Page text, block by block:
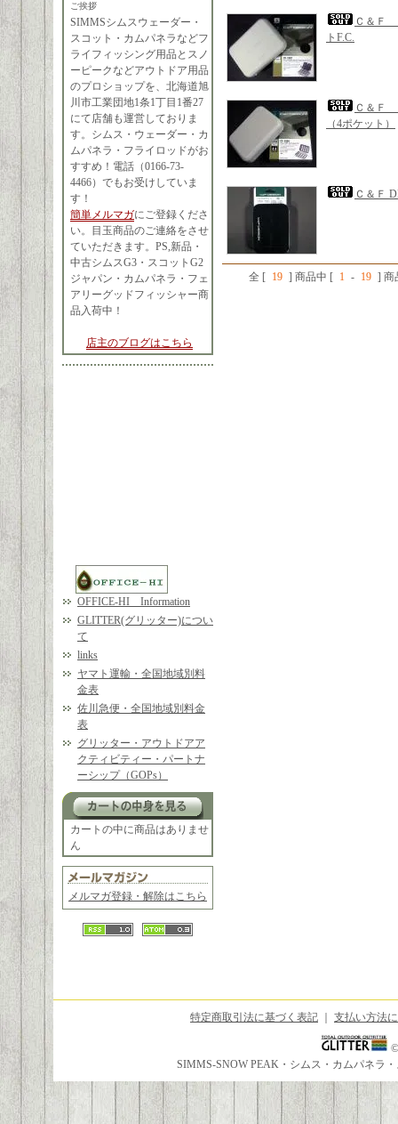
ご挨拶
SIMMSシムスウェーダー・
スコット・カムパネラなどフ
ライフィッシング用品とスノ
ーピークなどアウトドア用品
のプロショップを、北海道旭
川市工業団地1条1丁目1番27
にて店舗も運営しておりま
す。シムス・ウェーダー・カ
ムパネラ・フライロッドがお
すすめ！電話（0166-73-
4466）でもお受けしていま
す！
簡単メルマガにご登録くださ
い。目玉商品のご連絡をさせ
ていただきます。PS,新品・
中古シムスG3・スコットG2
ジャパン・カムパネラ・フェ
アリーグッドフィッシャー商
品入荷中！
店主のブログはこちら
OFFICE-HI Information
GLITTER(グリッター)につい
て
links
ヤマト運輸・全国地域別料
金表
佐川急便・全国地域別料金
表
グリッター・アウトドアア
クティビティー・パートナ
ーシップ（GOPs）
カートの中に商品はありませ
ん
メルマガ登録・解除はこちら
Ｃ＆Ｆ
トF.C.
Ｃ＆Ｆ
（4ポケット）
Ｃ＆Ｆ
全 [ 19 ] 商品中 [ 1 - 19 ] 商
特定商取引法に基づく表記 支払い方法
SIMMS-SNOW PEAK・シムス・カムパネラ